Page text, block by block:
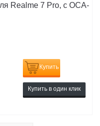
Realme 7 Pro, с ОСА-
Купить
Купить в один клик